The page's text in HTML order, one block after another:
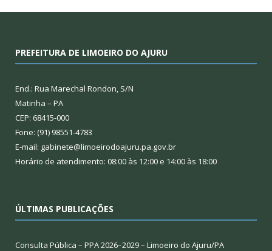
PREFEITURA DE LIMOEIRO DO AJURU
End.: Rua Marechal Rondon, S/N
Matinha – PA
CEP: 68415-000
Fone: (91) 98551-4783
E-mail: gabinete@limoeirodoajuru.pa.gov.br
Horário de atendimento: 08:00 às 12:00 e 14:00 às 18:00
ÚLTIMAS PUBLICAÇÕES
Consulta Pública – PPA 2026–2029 – Limoeiro do Ajuru/PA